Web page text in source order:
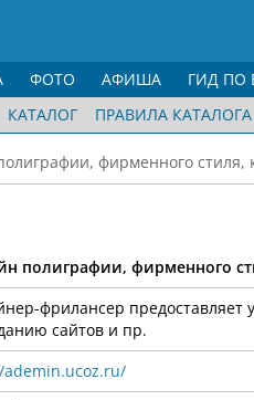
ФОТО АФИША ГИД ПО
КАТАЛОГ ПРАВИЛА КАТАЛОГА
фирменного стиля,
полиграфии, фирменного
фрилансер предоставляет
сайтов и пр.